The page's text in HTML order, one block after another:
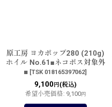
原工房 ヨカポップ280 (210g)
ホイル No.61■ネコポス対象外
■ [TSK 018165397062]
9,100円(税込)
希望小売価格: 9,100円